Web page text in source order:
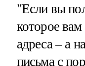
"Если вы
которое
адреса – а
письма с